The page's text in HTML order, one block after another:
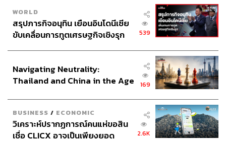
จดหมายเหตุแห่งชาติเอง โดยเป็นชุดที่เข้าไปบันทึกเหตุการณ์
และรวบรวมภาพ โดยทั้งหมดนี้ก็จะเป็นชุดที่ถูกเก็บรักษาไว้
ในหอจดหมายเหตุแห่งชาติค่ะ” ผู้อำนวยการสำนักหอ
จดหมายเหตุแห่งชาติกล่าวเสริม
WORLD
สรุปภารกิจอนุทิน เยือนอินโดนีเซีย
ขับเคลื่อนการทูตเศรษฐกิจเชิงรุก
539
Navigating Neutrality:
Thailand and China in the Age
169
BUSINESS / ECONOMIC
วิเคราะห์ปรากฏการณ์คนแห่ขอสิน
เชื่อ CLICX อาจเป็นเพียงยอด
2.6K